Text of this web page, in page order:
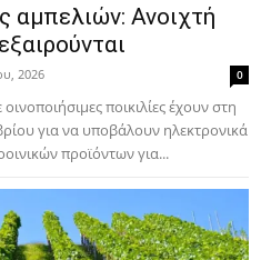
αμπελιών: Ανοιχτή
2026 0
ποικιλίες έχουν στη
για να υποβάλουν ηλεκτρονικά
προϊόντων για...